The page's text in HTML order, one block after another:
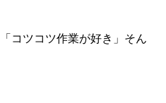
コツコツ作業が好き」そん